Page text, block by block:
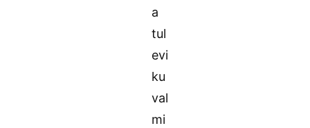
a
tul
evi
ku
val
mi